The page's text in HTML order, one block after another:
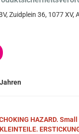
Zuidplein 36, 1077
HAZARD.